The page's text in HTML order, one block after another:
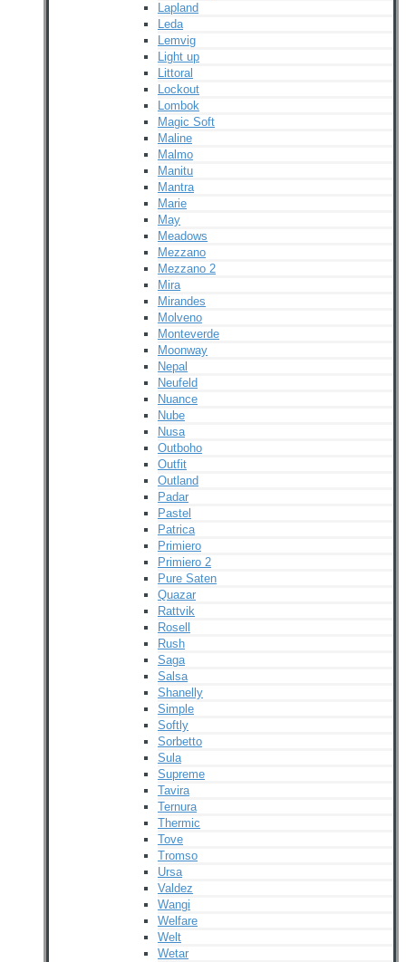
Lapland
Leda
Lemvig
Light up
Littoral
Lockout
Lombok
Magic Soft
Maline
Malmo
Manitu
Mantra
Marie
May
Meadows
Mezzano
Mezzano 2
Mira
Mirandes
Molveno
Monteverde
Moonway
Nepal
Neufeld
Nuance
Nube
Nusa
Outboho
Outfit
Outland
Padar
Pastel
Patrica
Primiero
Primiero 2
Pure Saten
Quazar
Rattvik
Rosell
Rush
Saga
Salsa
Shanelly
Simple
Softly
Sorbetto
Sula
Supreme
Tavira
Ternura
Thermic
Tove
Tromso
Ursa
Valdez
Wangi
Welfare
Welt
Wetar